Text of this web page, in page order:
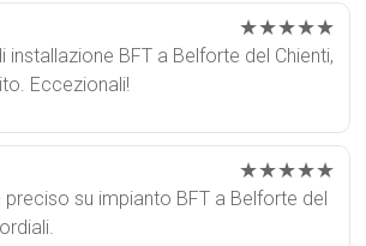
★★★★★
BFT a Belforte del Chienti,
Eccezionali!
★★★★★
su impianto BFT a Belforte del